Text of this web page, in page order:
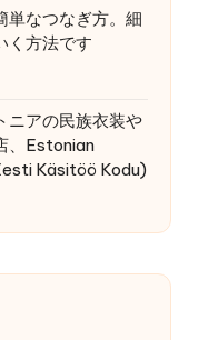
単なつなぎ方。細
く方法です
ニアの民族衣装や
、Estonian
Käsitöö Kodu)